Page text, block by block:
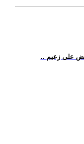
على زعيم